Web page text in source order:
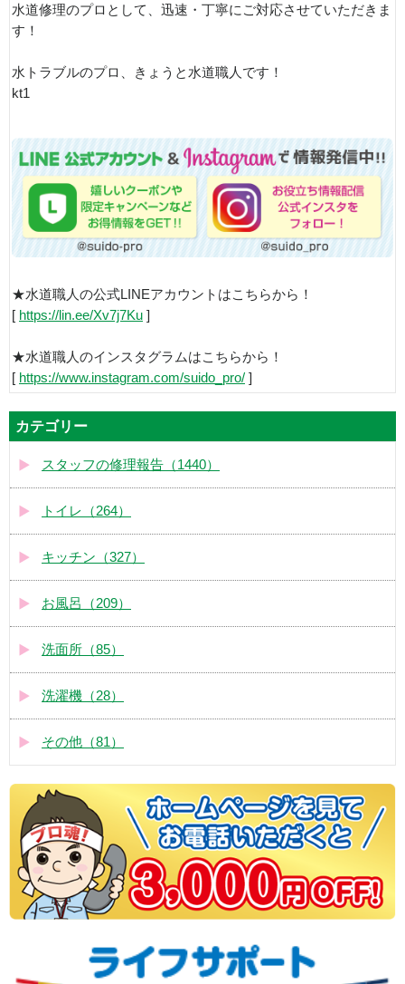
水道修理のプロとして、迅速・丁寧にご対応させていただきま
す！
水トラブルのプロ、きょうと水道職人です！
kt1
★水道職人の公式LINEアカウントはこちらから！
[ https://lin.ee/Xv7j7Ku ]
★水道職人のインスタグラムはこちらから！
[ https://www.instagram.com/suido_pro/ ]
カテゴリー
スタッフの修理報告（1440）
トイレ（264）
キッチン（327）
お風呂（209）
洗面所（85）
洗濯機（28）
その他（81）